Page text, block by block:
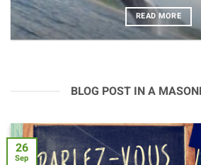
READ MORE
BLOG POST IN A
26
Sep